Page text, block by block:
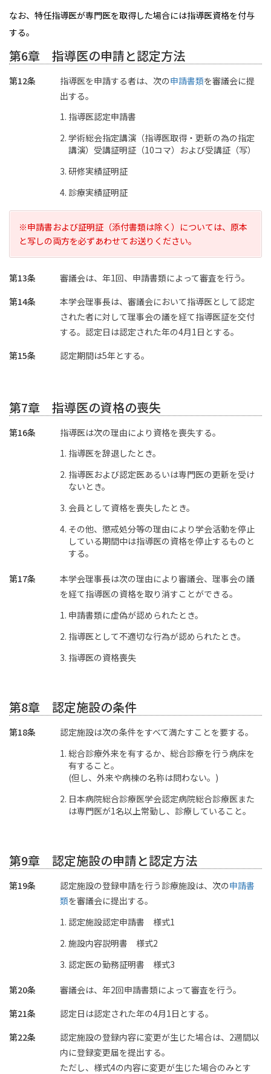
なお、特任指導医が専門医を取得した場合には指導医資格を付与
する。
第6章 指導医の申請と認定方法
第12条 指導医を申請する者は、次の申請書類を審議会に提
出する。
指導医認定申請書
学術総会指定講演（指導医取得・更新の為の指定
講演）受講証明証（10コマ）および受講証（写）
研修実績証明証
診療実績証明証
※申請書および証明証（添付書類は除く）については、原本
と写しの両方を必ずあわせてお送りください。
第13条
審議会は、年1回、申請書類によって審査を行う。
第14条
本学会理事長は、審議会において指導医として認定
された者に対して理事会の議を経て指導医証を交付
する。認定日は認定された年の4月1日とする。
第15条
認定期間は5年とする。
第7章 指導医の資格の喪失
第16条
指導医は次の理由により資格を喪失する。
指導医を辞退したとき。
指導医および認定医あるいは専門医の更新を受け
ないとき。
会員として資格を喪失したとき。
その他、懲戒処分等の理由により学会活動を停止
している期間中は指導医の資格を停止するものと
する。
第17条
本学会理事長は次の理由により審議会、理事会の議
を経て指導医の資格を取り消すことができる。
申請書類に虚偽が認められたとき。
指導医として不適切な行為が認められたとき。
指導医の資格喪失
第8章 認定施設の条件
第18条
認定施設は次の条件をすべて満たすことを要する。
総合診療外来を有するか、総合診療を行う病床を
有すること。
(但し、外来や病棟の名称は問わない。)
日本病院総合診療医学会認定病院総合診療医また
は専門医が1名以上常勤し、診療していること。
第9章 認定施設の申請と認定方法
第19条 認定施設の登録申請を行う診療施設は、次の申請書
類を審議会に提出する。
認定施設認定申請書 様式1
施設内容説明書 様式2
認定医の勤務証明書 様式3
第20条
審議会は、年2回申請書類によって審査を行う。
第21条
認定日は認定された年の4月1日とする。
第22条
認定施設の登録内容に変更が生じた場合は、2週間以
内に登録変更届を提出する。
ただし、様式4の内容に変更が生じた場合のみとす